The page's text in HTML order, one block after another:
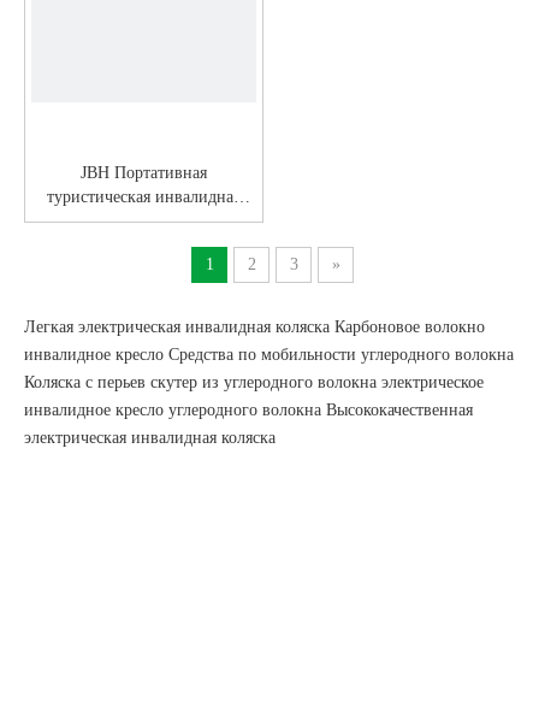
JBH Портативная
туристическая инвалидная
коляска из углеродного
волокна DC08S
1
2 3 »
Легкая электрическая инвалидная коляска Карбоновое волокно
инвалидное кресло Средства по мобильности углеродного волокна
Коляска с перьев скутер из углеродного волокна электрическое
инвалидное кресло углеродного волокна Высококачественная
электрическая инвалидная коляска